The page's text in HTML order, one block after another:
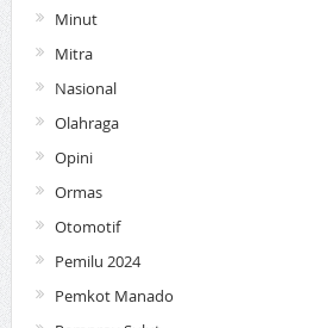
Minut
Mitra
Nasional
Olahraga
Opini
Ormas
Otomotif
Pemilu 2024
Pemkot Manado